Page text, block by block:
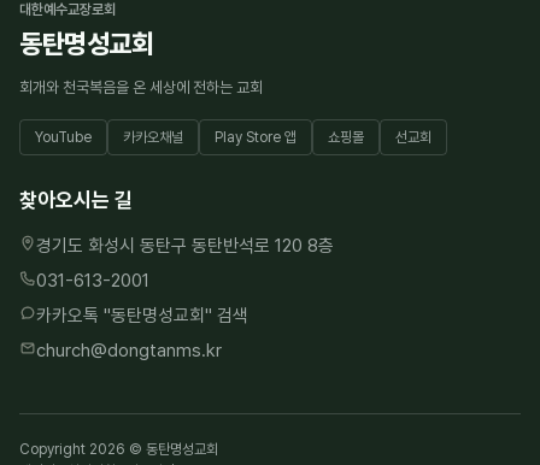
대한예수교장로회
동탄명성교회
회개와 천국복음을 온 세상에 전하는 교회
YouTube 카카오채널 Play Store 앱 쇼핑몰 선교회
찾아오시는 길
경기도 화성시 동탄구 동탄반석로 120 8층
031-613-2001
카카오톡 "동탄명성교회" 검색
church@dongtanms.kr
Copyright 2026 © 동탄명성교회